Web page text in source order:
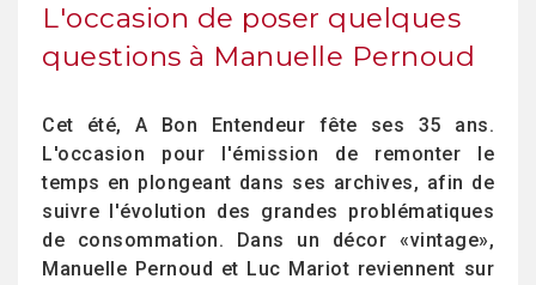
L'occasion de poser quelques
questions à Manuelle Pernoud
Cet été, A Bon Entendeur fête ses 35 ans.
L'occasion pour l'émission de remonter le
temps en plongeant dans ses archives, afin de
suivre l'évolution des grandes problématiques
de consommation. Dans un décor «vintage»,
Manuelle Pernoud et Luc Mariot reviennent sur